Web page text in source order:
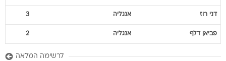
דני רוז אנגליה 3
פביאן דלף אנגליה 2
לרשימה המלאה